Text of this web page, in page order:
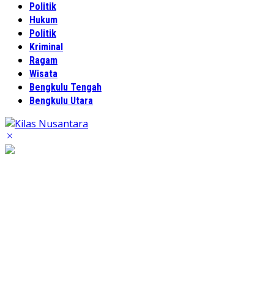
Politik
Hukum
Politik
Kriminal
Ragam
Wisata
Bengkulu Tengah
Bengkulu Utara